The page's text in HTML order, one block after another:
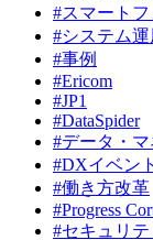
#スマートフ
#システム運
#事例
#Ericom
#JP1
#DataSpider
#データ・マ
#DXイベント
#働き方改革
#Progress
#セキュリ